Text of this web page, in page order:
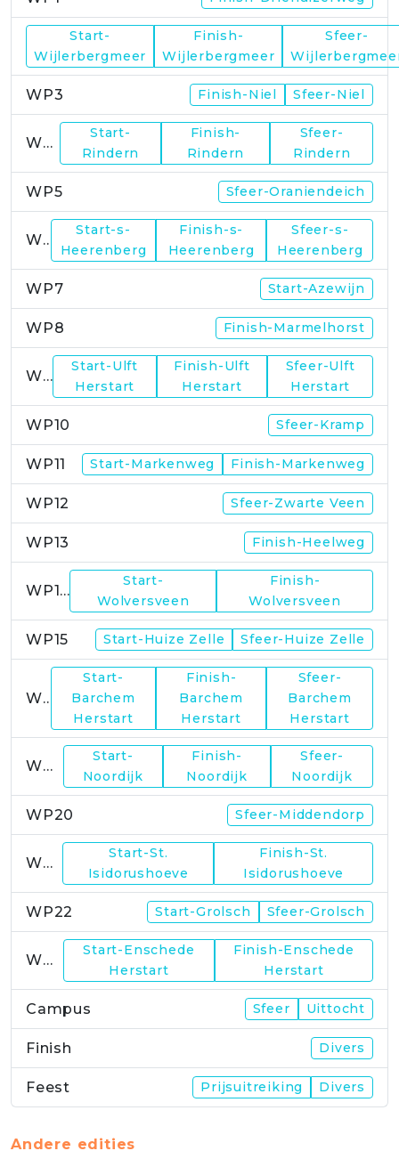
Start-
Wijlerbergmeer
Finish-
Wijlerbergmeer
Sfeer-
WP3 Finish-Niel Sfeer-Niel
WP4
Start-
Rindern
Finish-
Rindern
Sfeer-
Rindern
WP5 Sfeer-Oraniendeich
WP6
Start-s-
Heerenberg
Finish-s-
Heerenberg
Sfeer-s-
Heerenberg
WP7 Start-Azewijn
WP8 Finish-Marmelhorst
WP9
Start-Ulft
Herstart
Finish-Ulft
Herstart
Sfeer-Ulft
Herstart
WP10 Sfeer-Kramp
WP11 Start-Markenweg Finish-Markenweg
WP12 Sfeer-Zwarte Veen
WP13 Finish-Heelweg
WP14
Start-
Wolversveen
Finish-
Wolversveen
WP15 Start-Huize Zelle Sfeer-Huize Zelle
WP17
Start-
Barchem
Herstart
Finish-
Barchem
Herstart
Sfeer-
Barchem
Herstart
WP19
Start-
Noordijk
Finish-
Noordijk
Sfeer-
Noordijk
WP20 Sfeer-Middendorp
WP21
Start-St.
Isidorushoeve
Finish-St.
Isidorushoeve
WP22 Start-Grolsch Sfeer-Grolsch
WP23
Start-Enschede
Herstart
Finish-Enschede
Herstart
Campus Sfeer Uittocht
Finish Divers
Feest Prijsuitreiking Divers
Andere edities